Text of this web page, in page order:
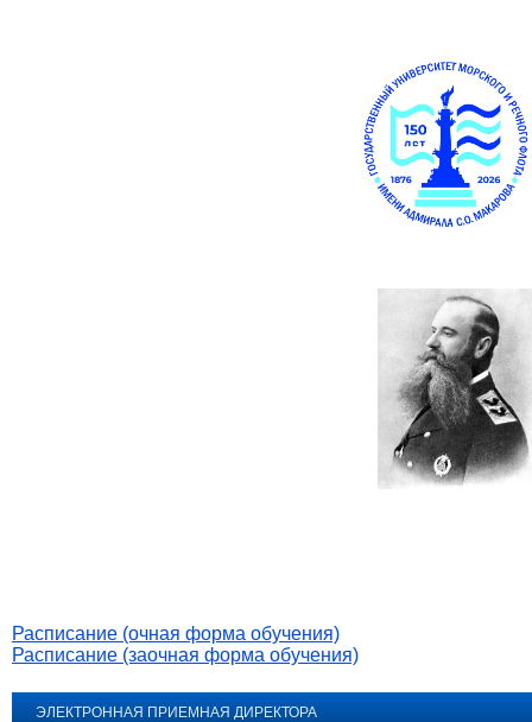
Расписание (очная форма обучения)
Расписание (заочная форма обучения)
ЭЛЕКТРОННАЯ ПРИЕМНАЯ ДИРЕКТОРА